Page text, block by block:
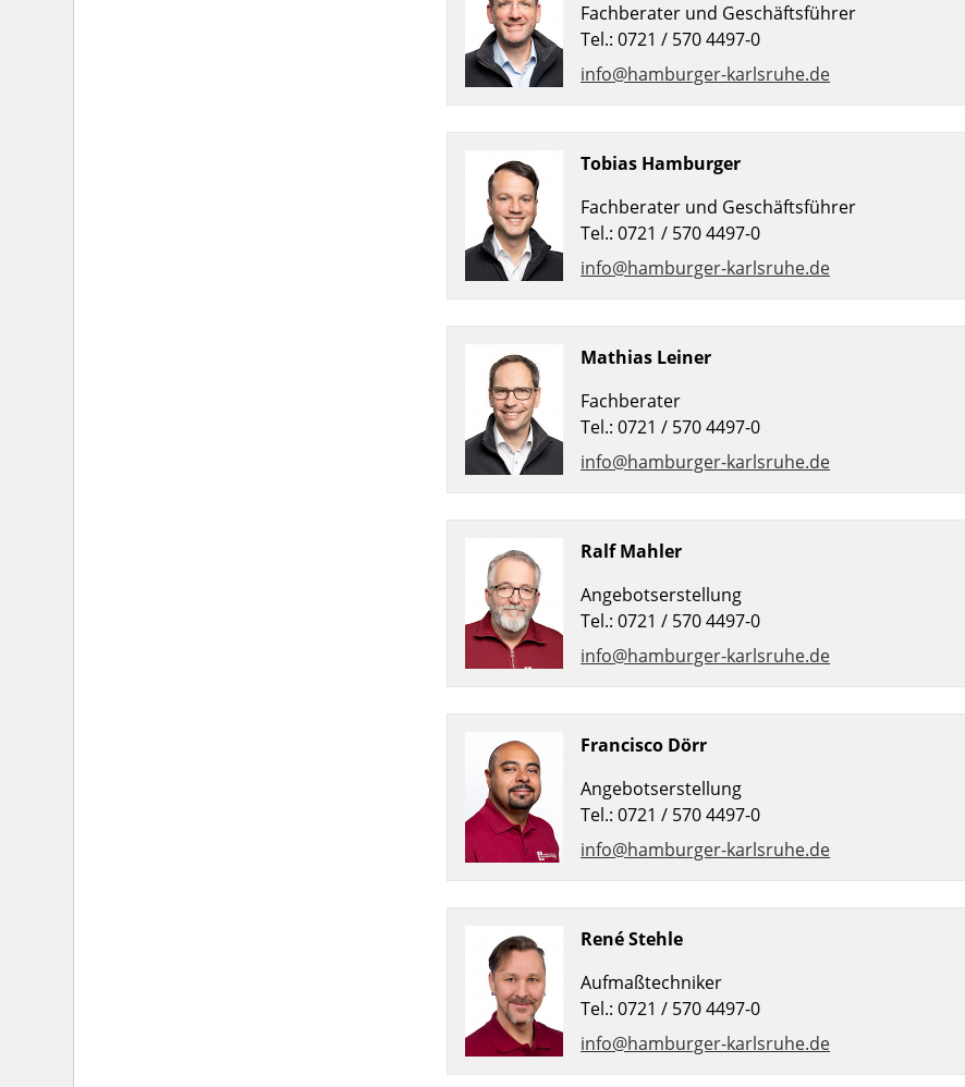
Fachberater und Geschäftsführer
Tel.: 0721 / 570 4497-0
info@hamburger-karlsruhe.de
Tobias Hamburger
Fachberater und Geschäftsführer
Tel.: 0721 / 570 4497-0
info@hamburger-karlsruhe.de
Mathias Leiner
Fachberater
Tel.: 0721 / 570 4497-0
info@hamburger-karlsruhe.de
Ralf Mahler
Angebotserstellung
Tel.: 0721 / 570 4497-0
info@hamburger-karlsruhe.de
Francisco Dörr
Angebotserstellung
Tel.: 0721 / 570 4497-0
info@hamburger-karlsruhe.de
René Stehle
Aufmaßtechniker
Tel.: 0721 / 570 4497-0
info@hamburger-karlsruhe.de